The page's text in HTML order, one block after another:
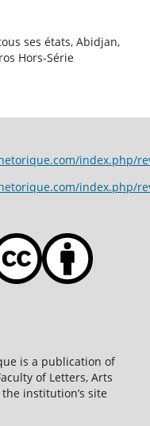
ses états, Abidjan,
Hors-Série
index.php/
index.php/
is a publication of
of Letters, Arts
institution’s site